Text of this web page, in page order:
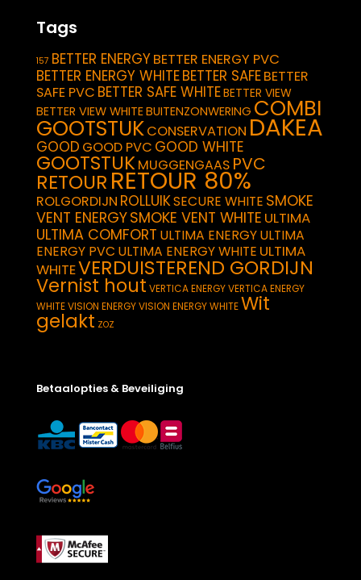
Tags
157 BETTER ENERGYBETTER ENERGY PVC
BETTER ENERGY WHITEBETTER SAFEBETTER
SAFE PVC BETTER SAFE WHITEBETTER VIEW
BETTER VIEW WHITEBUITENZONWERING COMBI
GOOTSTUKCONSERVATION DAKEA
GOOD GOOD PVC GOOD WHITE
GOOTSTUKMUGGENGAAS PVC
RETOUR RETOUR 80%
ROLGORDIJN ROLLUIKSECURE WHITE SMOKE
VENT ENERGYSMOKE VENT WHITE ULTIMA
ULTIMA COMFORT ULTIMA ENERGYULTIMA
ENERGY PVC ULTIMA ENERGY WHITE ULTIMA
WHITEVERDUISTEREND GORDIJN
Vernist hout VERTICA ENERGYVERTICA ENERGY
WHITEVISION ENERGYVISION ENERGY WHITEWit
gelakt ZOZ
Betaalopties & Beveiliging